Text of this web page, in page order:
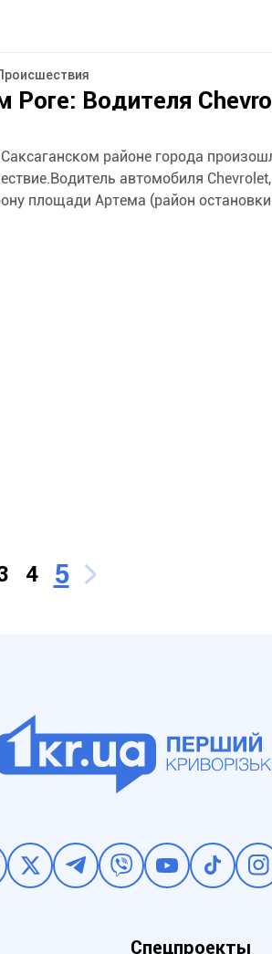
Водителя
Саксаганском районе города
автомобиля
площади Артема (район
4 5
Спецпроекты